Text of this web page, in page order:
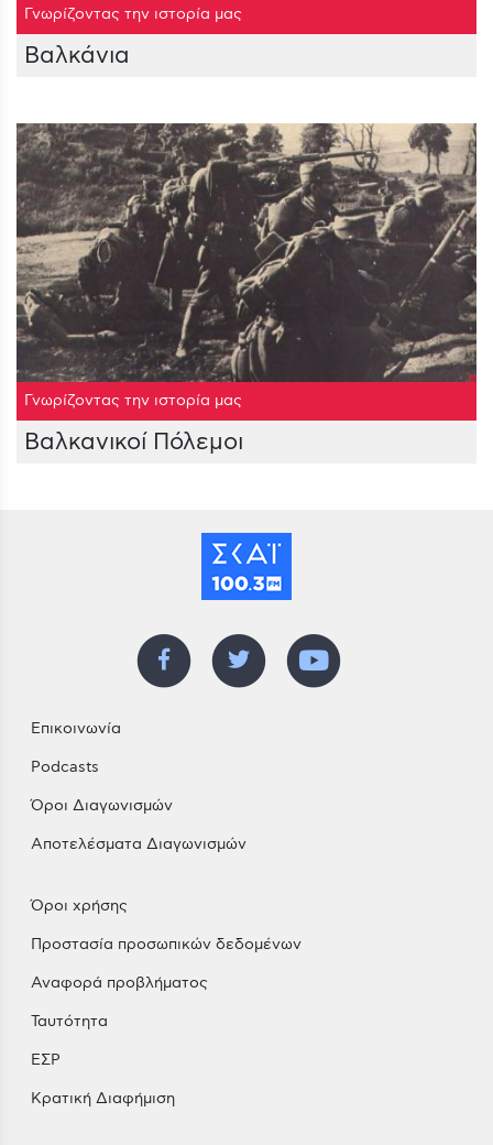
Γνωρίζοντας την ιστορία μας
Βαλκάνια
Γνωρίζοντας την ιστορία μας
Βαλκανικοί Πόλεμοι
Επικοινωνία
Podcasts
Όροι Διαγωνισμών
Αποτελέσματα Διαγωνισμών
Όροι χρήσης
Προστασία προσωπικών δεδομένων
Αναφορά προβλήματος
Ταυτότητα
ΕΣΡ
Κρατική Διαφήμιση